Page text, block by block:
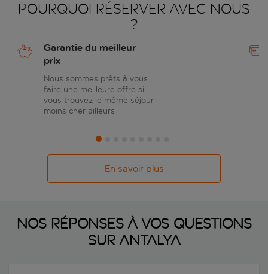
Pourquoi réserver avec nous
?
Garantie du meilleur
prix
Nous sommes prêts à vous
faire une meilleure offre si
vous trouvez le même séjour
moins cher ailleurs
En savoir plus
Nos réponses à vos questions
sur Antalya